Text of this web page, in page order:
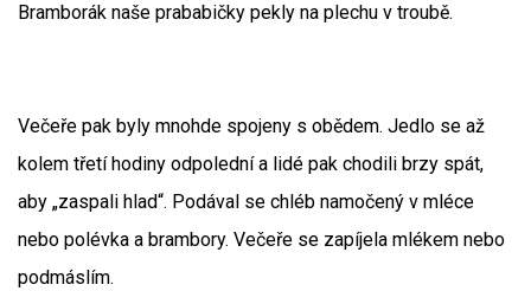
Bramborák naše prababičky pekly na plechu v troubě.
Večeře pak byly mnohde spojeny s obědem. Jedlo se až
kolem třetí hodiny odpolední a lidé pak chodili brzy spát,
aby „zaspali hlad“. Podával se chléb namočený v mléce
nebo polévka a brambory. Večeře se zapíjela mlékem nebo
podmáslím.